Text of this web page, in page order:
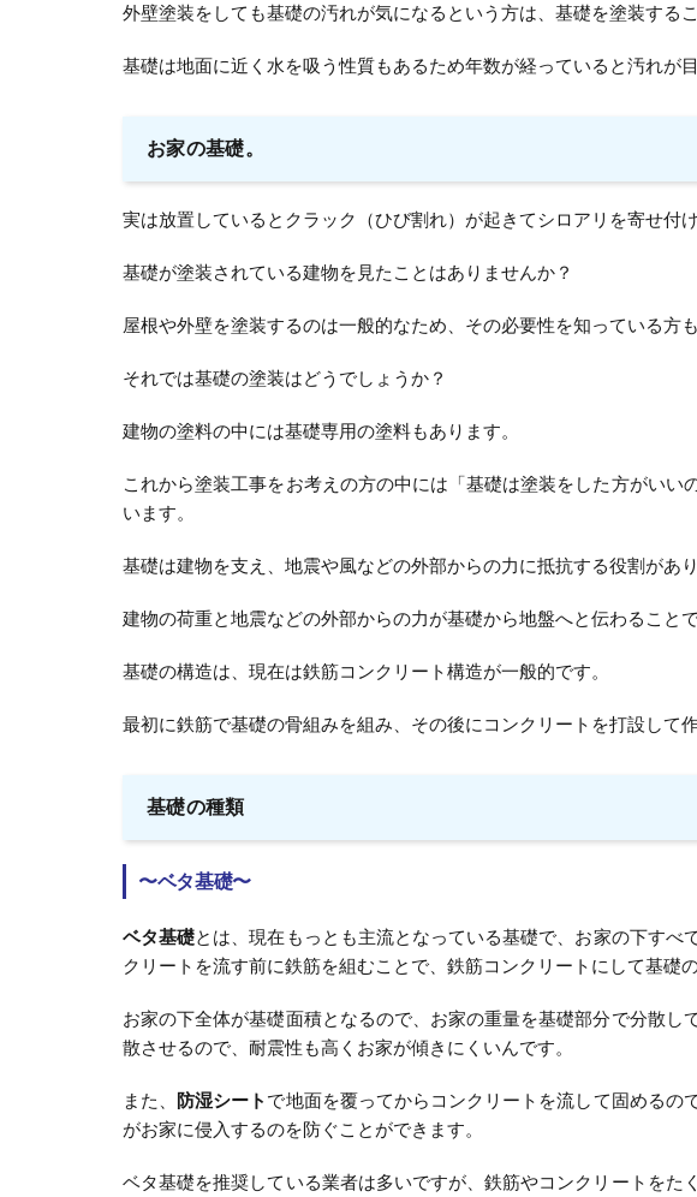
外壁塗装をしても基礎の汚れが気になるという方は、基礎を塗装する
基礎は地面に近く水を吸う性質もあるため年数が経っていると汚れが目
お家の基礎。
実は放置しているとクラック（ひび割れ）が起きてシロアリを寄せ付
基礎が塗装されている建物を見たことはありませんか？
屋根や外壁を塗装するのは一般的なため、その必要性を知っている方
それでは基礎の塗装はどうでしょうか？
建物の塗料の中には基礎専用の塗料もあります。
これから塗装工事をお考えの方の中には「基礎は塗装をした方がいい
います。
基礎は建物を支え、地震や風などの外部からの力に抵抗する役割があり
建物の荷重と地震などの外部からの力が基礎から地盤へと伝わること
基礎の構造は、現在は鉄筋コンクリート構造が一般的です。
最初に鉄筋で基礎の骨組みを組み、その後にコンクリートを打設して作
基礎の種類
〜ベタ基礎〜
ベタ基礎とは、現在もっとも主流となっている基礎で、お家の下すべ
クリートを流す前に鉄筋を組むことで、鉄筋コンクリートにして基礎
お家の下全体が基礎面積となるので、お家の重量を基礎部分で分散し
散させるので、耐震性も高くお家が傾きにくいんです。
また、 防湿シート で地面を覆ってからコンクリートを流して固めるの
がお家に侵入するのを防ぐことができます。
ベタ基礎を推奨している業者は多いですが、鉄筋やコンクリートをた